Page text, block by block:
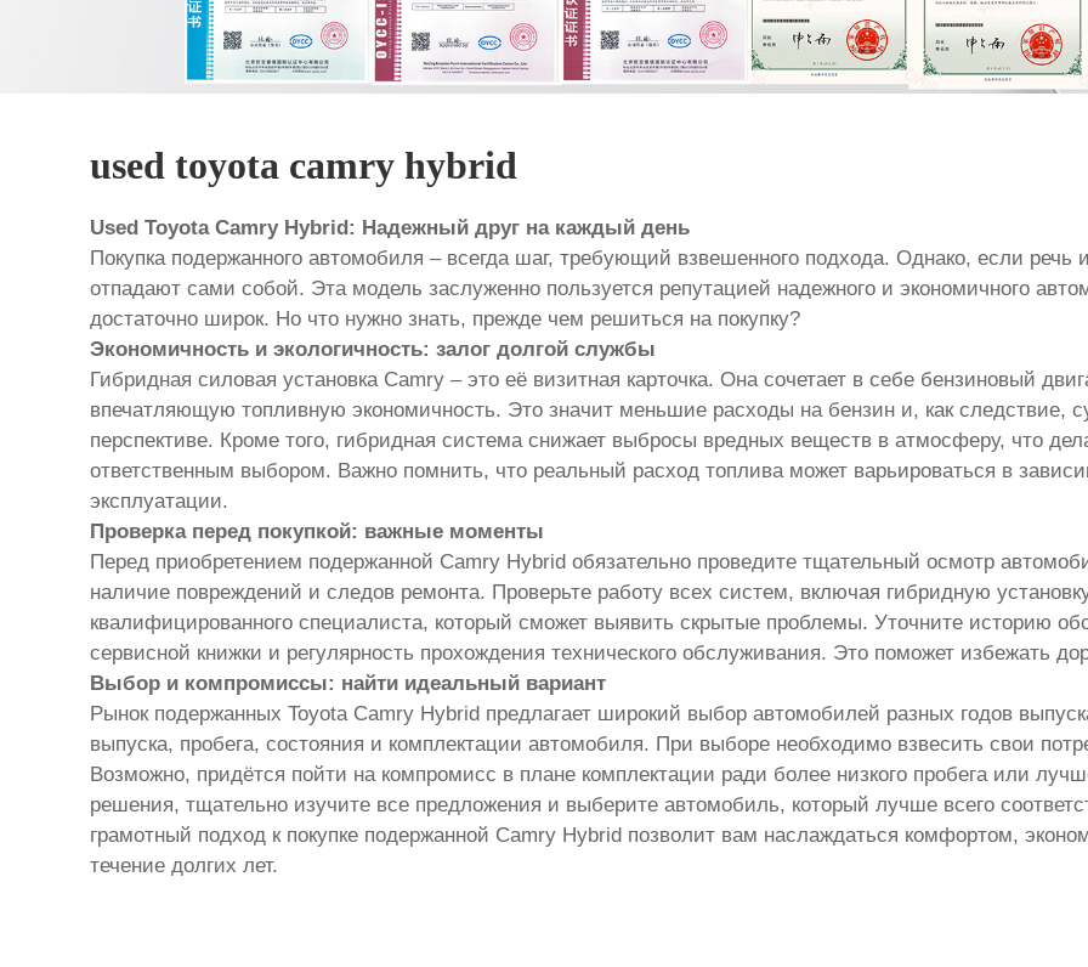
used toyota camry hybrid
Used Toyota Camry Hybrid: Надежный друг на каждый день
Покупка подержанного автомобиля – всегда шаг, требующий взвешенного подхода. Однако, если
отпадают сами собой. Эта модель заслуженно пользуется репутацией надежного и экономичного
достаточно широк. Но что нужно знать, прежде чем решиться на покупку?
Экономичность и экологичность: залог долгой службы
Гибридная силовая установка Camry – это её визитная карточка. Она сочетает в себе бензиновый
впечатляющую топливную экономичность. Это значит меньшие расходы на бензин и, как следствие,
перспективе. Кроме того, гибридная система снижает выбросы вредных веществ в атмосферу, что
ответственным выбором. Важно помнить, что реальный расход топлива может варьироваться в
эксплуатации.
Проверка перед покупкой: важные моменты
Перед приобретением подержанной Camry Hybrid обязательно проведите тщательный осмотр
наличие повреждений и следов ремонта. Проверьте работу всех систем, включая гибридную
квалифицированного специалиста, который сможет выявить скрытые проблемы. Уточните историю
сервисной книжки и регулярность прохождения технического обслуживания. Это поможет избежать
Выбор и компромиссы: найти идеальный вариант
Рынок подержанных Toyota Camry Hybrid предлагает широкий выбор автомобилей разных годов
выпуска, пробега, состояния и комплектации автомобиля. При выборе необходимо взвесить свои
Возможно, придётся пойти на компромисс в плане комплектации ради более низкого пробега или
решения, тщательно изучите все предложения и выберите автомобиль, который лучше всего
грамотный подход к покупке подержанной Camry Hybrid позволит вам наслаждаться комфортом,
течение долгих лет.